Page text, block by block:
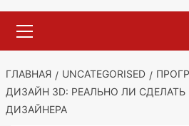
меню
ГЛАВНАЯ UNCATEGORISED
ДИЗАЙН 3D: РЕАЛЬНО ЛИ СДЕЛАТЬ
ДИЗАЙНЕРА